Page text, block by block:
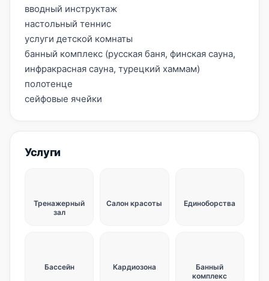
вводный инструктаж
настольный теннис
услуги детской комнаты
банный комплекс (русская баня, финская сауна,
инфракрасная сауна, турецкий хаммам)
полотенце
сейфовые ячейки
Услуги
Тренажерный
зал
Салон красоты Единоборства
Бассейн Кардиозона
Банный
комплекс